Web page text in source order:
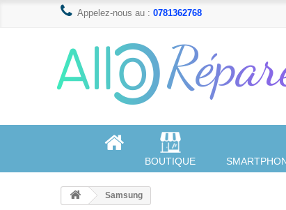
Appelez-nous au : 0781362768
BOUTIQUE
Samsung